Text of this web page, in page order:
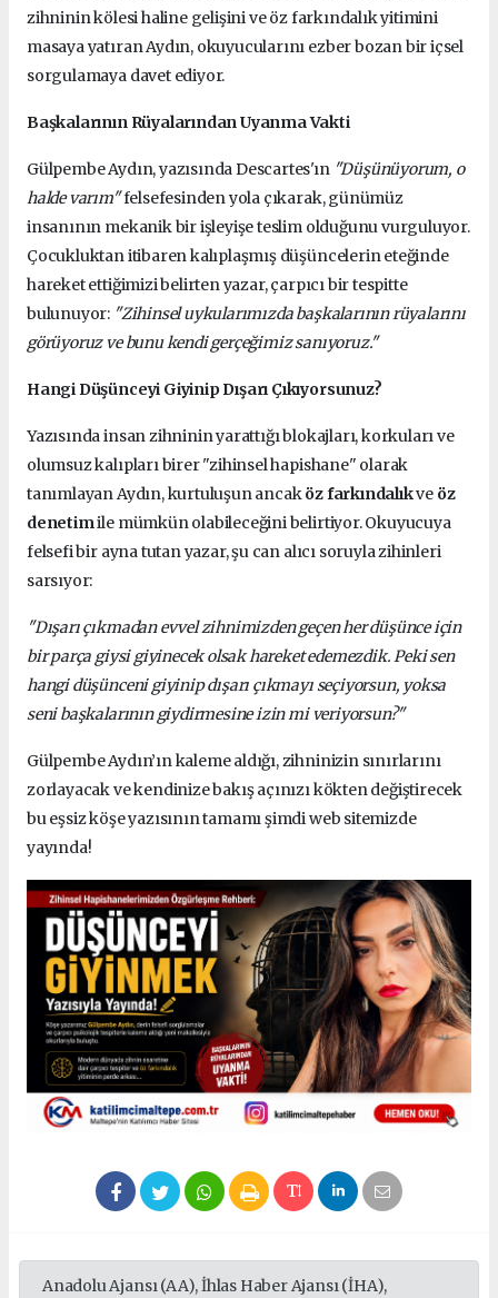
zihninin kölesi haline gelişini ve öz farkındalık yitimini
masaya yatıran Aydın, okuyucularını ezber bozan bir içsel
sorgulamaya davet ediyor.
Başkalarının Rüyalarından Uyanma Vakti
Gülpembe Aydın, yazısında Descartes'ın "Düşünüyorum, o
halde varım"felsefesinden yola çıkarak, günümüz
insanının mekanik bir işleyişe teslim olduğunu vurguluyor.
Çocukluktan itibaren kalıplaşmış düşüncelerin eteğinde
hareket ettiğimizi belirten yazar, çarpıcı bir tespitte
bulunuyor: "Zihinsel uykularımızda başkalarının rüyalarını
görüyoruz ve bunu kendi gerçeğimiz sanıyoruz."
Hangi Düşünceyi Giyinip Dışarı Çıkıyorsunuz?
Yazısında insan zihninin yarattığı blokajları, korkuları ve
olumsuz kalıpları birer "zihinsel hapishane" olarak
tanımlayan Aydın, kurtuluşun ancaköz farkındalıkve öz
denetimile mümkün olabileceğini belirtiyor. Okuyucuya
felsefi bir ayna tutan yazar, şu can alıcı soruyla zihinleri
sarsıyor:
"Dışarı çıkmadan evvel zihnimizden geçen her düşünce için
bir parça giysi giyinecek olsak hareket edemezdik. Peki sen
hangi düşünceni giyinip dışarı çıkmayı seçiyorsun, yoksa
seni başkalarının giydirmesine izin mi veriyorsun?"
Gülpembe Aydın’ın kaleme aldığı, zihninizin sınırlarını
zorlayacak ve kendinize bakış açınızı kökten değiştirecek
bu eşsiz köşe yazısının tamamı şimdi web sitemizde
yayında!
Anadolu Ajansı (AA), İhlas Haber Ajansı (İHA),